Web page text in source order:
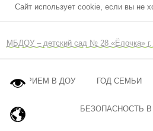
Сайт использует cookie, если вы не
МБДОУ – детский сад № 28 «Ёлочка»
ПРИЕМ В ДОУ ГОД СЕМЬИ
БЕЗОПАСНОСТЬ